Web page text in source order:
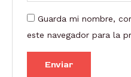
Guarda mi nombre,
este navegador para la